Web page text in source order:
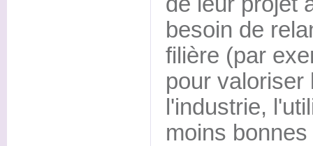
besoin de
filière (par
pour valoriser
l'industrie,
moins